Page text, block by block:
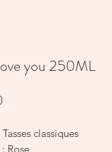
you 250ML
classiques
Rose